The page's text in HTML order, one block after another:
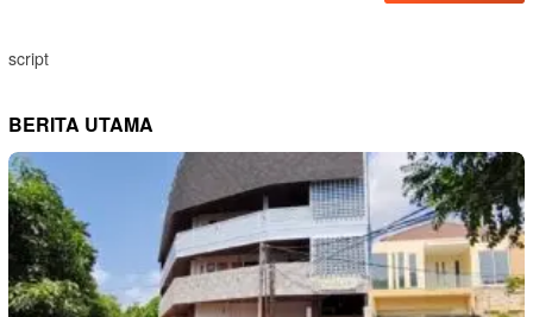
script
BERITA UTAMA